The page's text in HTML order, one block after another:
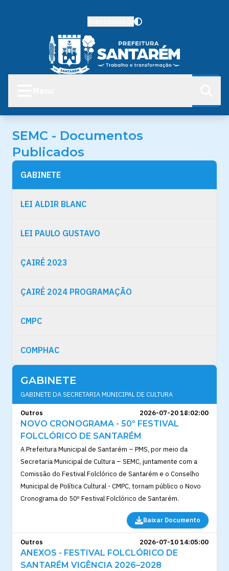
SEMC - Documentos
Publicados
GABINETE
LEI ALDIR BLANC
LEI PAULO GUSTAVO
ÇAIRÉ 2023
ÇAIRÉ 2024 PROGRAMAÇÃO
CMPC
COMPHAC
GABINETE
GABINETE DA SECRETARIA MUNICIPAL DE CULTURA
Outros 2026-07-20 18:02:00
NOVO CRONOGRAMA - 50º FESTIVAL
FOLCLÓRICO DE SANTARÉM
A Prefeitura Municipal de Santarém – PMS, por meio da
Secretaria Municipal de Cultura – SEMC, juntamente com a
Comissão do Festival Folclórico de Santarém e o Conselho
Municipal de Política Cultural - CMPC, tornam público o Novo
Cronograma do 50º Festival Folclórico de Santarém.
Baixar Documento
Outros 2026-07-10 14:05:00
ANEXOS - FESTIVAL FOLCLÓRICO DE
SANTARÉM VIGÊNCIA 2026–2028